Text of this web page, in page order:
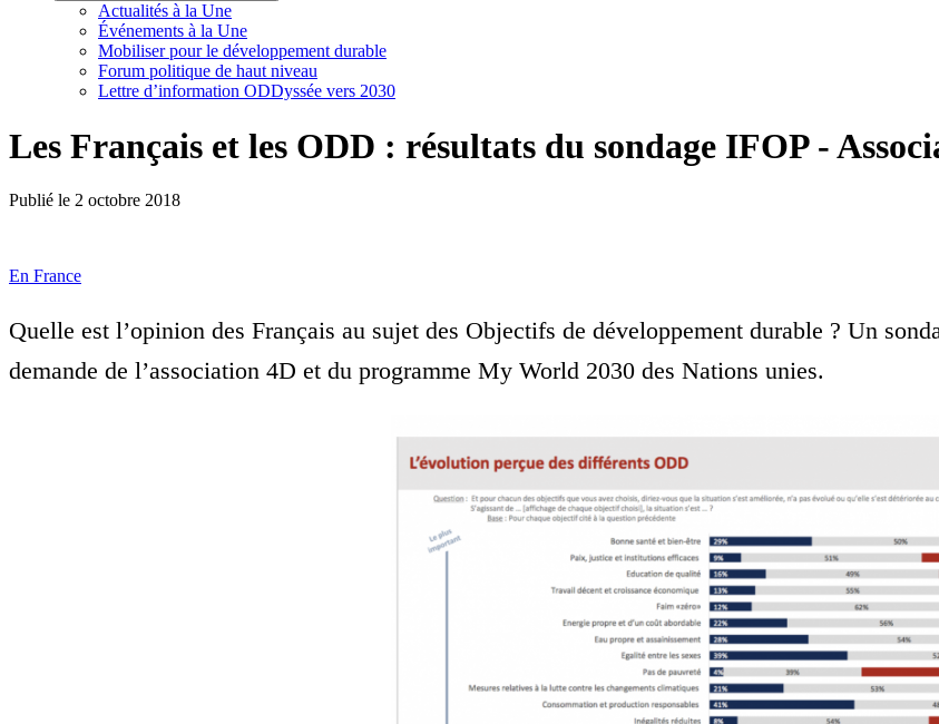
Actualités à la Une
Événements à la Une
Mobiliser pour le développement durable
Forum politique de haut niveau
Lettre d’information ODDyssée vers 2030
Les Français et les ODD : résultats du sondage IFOP -
Publié le 2 octobre 2018
En France
Quelle est l’opinion des Français au sujet des Objectifs de développement durable ? Un
demande de l’association 4D et du programme My World 2030 des Nations unies.